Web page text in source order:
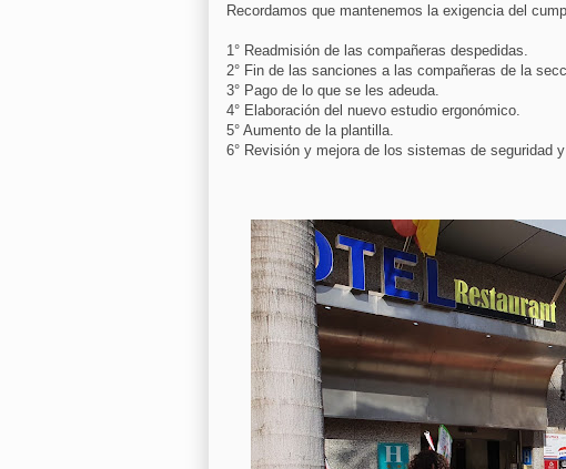
Recordamos que mantenemos la exigencia del
1° Readmisión de las compañeras despedidas.
2° Fin de las sanciones a las compañeras de la
3° Pago de lo que se les adeuda.
4° Elaboración del nuevo estudio ergonómico.
5° Aumento de la plantilla.
6° Revisión y mejora de los sistemas de seguridad